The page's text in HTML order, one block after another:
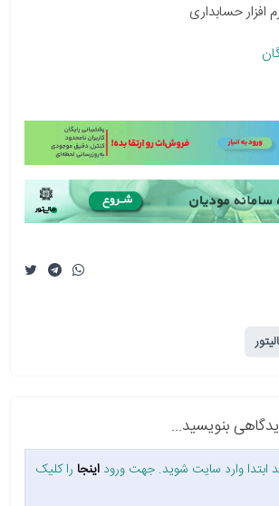
افزار حسابداری
بنویسید...
ابتدا وارد سایت شوید. جهت ورود اینجا را کلیک